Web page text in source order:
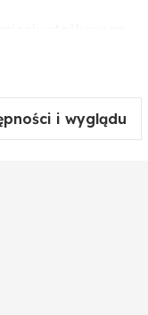
otwór 12
i wyglądu